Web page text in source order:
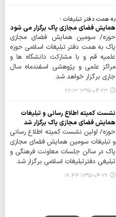
به همت دفتر تبلیغات ؛
همایش فضای مجازی پاک برگزار می شود
حوزه/ سومین همایش فضای مجازی
پاک به همت دفتر تبلیغات اسلامی حوزه
علمیه قم و با مشارکت دانشگاه ها و
مراکز علمی و پژوهشی اسفندماه سال
جاری برگزار خواهد شد.
۱۳۹۵-۰۴-۲۳ ۲۲:۱۳
نشست کمیته اطلاع رسانی و تبلیغات
همایش فضای مجازی پاک برگزار شد
حوزه/ اولین نشست کمیته اطلاع رسانی
و تبلیغات سومین همایش فضای مجازی
پاک در سالن جلسات معاونت فرهنگی و
تبلیغی دفترتبلیغات اسلامی برگزار شد.
۱۳۹۵-۰۴-۲۲ ۱۸:۴۴